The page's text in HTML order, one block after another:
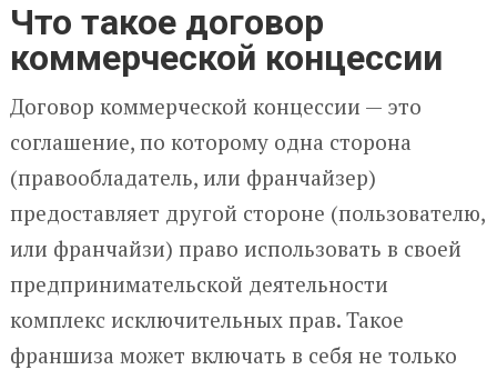
Что такое договор
коммерческой концессии
Договор коммерческой концессии — это
соглашение, по которому одна сторона
(правообладатель, или франчайзер)
предоставляет другой стороне (пользователю,
или франчайзи) право использовать в своей
предпринимательской деятельности
комплекс исключительных прав. Такое
франшиза может включать в себя не только